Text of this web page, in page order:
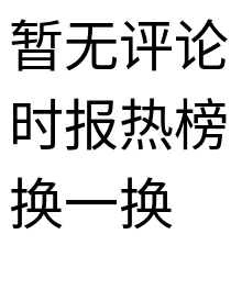
暂无评论
时报热榜
换一换